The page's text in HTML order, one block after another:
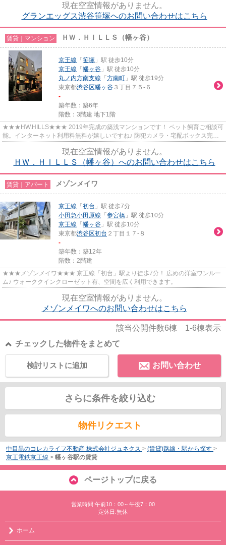
現在空室情報がありません。
グランエッグス渋谷笹塚へのお問い合わせはこちら
賃貸｜マンション ＨＷ．ＨＩＬＬＳ（幡ヶ谷）
京王線 「 笹塚 」駅 徒歩10分
京王線 「 幡ヶ谷 」駅 徒歩10分
丸ノ内方南支線 「 方南町 」駅 徒歩19分
東京都渋谷区幡ヶ谷 ３丁目７５-６
-
築年数：築6年
階数：3階建 地下1階
★★★HW.HILLS★★★ 2019年完成の築浅マンションです！ ペット飼育ご相談可
能。インターネット利用料無料が嬉しいですね♪ 防犯カメラ・宅配ボックス完
現在空室情報がありません。
ＨＷ．ＨＩＬＬＳ（幡ヶ谷）へのお問い合わせはこちら
賃貸｜アパート メゾンメイワ
京王線 「 初台 」駅 徒歩7分
小田急小田原線 「 参宮橋 」駅 徒歩10分
京王線 「 幡ヶ谷 」駅 徒歩10分
東京都渋谷区初台 ２丁目１７-８
-
築年数：築12年
階数：2階建
★★★メゾンメイワ★★★ 京王線「初台」駅より徒歩7分！ 広めの洋室ワンルー
ム♪ ウォーククインクローゼット有、空間を広く利用できます。
現在空室情報がありません。
メゾンメイワへのお問い合わせはこちら
該当公開件数6棟 1-6棟表示
チェックした物件をまとめて
お問い合わせ
検討リストに追加
さらに条件を絞り込む
物件リクエスト
中目黒のコレカライフ不動産 株式会社ジュネクス > (賃貸)路線・駅から探す >
京王電鉄京王線 > 幡ヶ谷駅の賃貸
ページトップに戻る
営業時間:午前10：00～午後7：00
定休日:無休
ホーム